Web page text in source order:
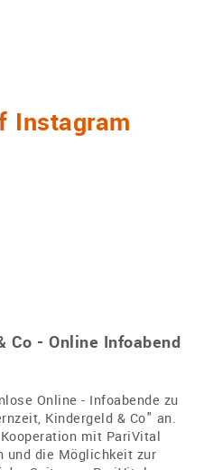
Instagram
Co - Online Infoabend
Online - Infoabende zu
Kindergeld & Co" an.
mit PariVital
und die Möglichkeit zur